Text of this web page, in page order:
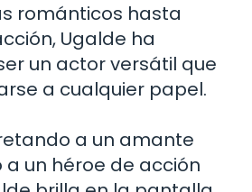
románticos hasta
Ugalde ha
un actor versátil que
a cualquier papel.
a un amante
un héroe de acción